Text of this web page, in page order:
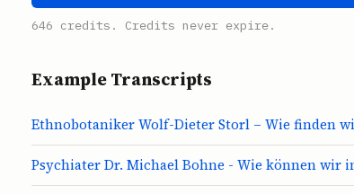
646 credits. Credits never expire.
Example Transcripts
Ethnobotaniker Wolf-Dieter Storl – Wie finden
Psychiater Dr. Michael Bohne - Wie können wir